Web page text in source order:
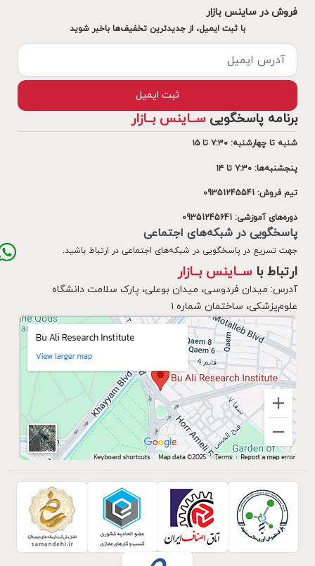
فروش در ساینس بازار
با ثبت ایمیل، از جدید‌ترین تخفیف‌ها با‌خبر شوید
ثبت ایمیل
برنامه پاسخگویی ســاینس بــازار
شنبه تا چهارشنبه: ۷:۳۰ تا ۱۵
پنجشنبه‌ها: ۷:۳۰ تا ۱۴
تیم فروش: 09351245541
دوره‌های آموزشی: 09351245۶41
پاسخگویی در شبکه‌های اجتماعی
جهت تسریع در پاسخگویی در شبکه‌های اجتماعی در ارتباط باشید.
ارتباط با ســاینس بــازار
آدرس: میدان فردوسی، میدان بوعلی، پارک سلامت دانشگاه
علوم‌پزشکی، ساختمان شماره ۱